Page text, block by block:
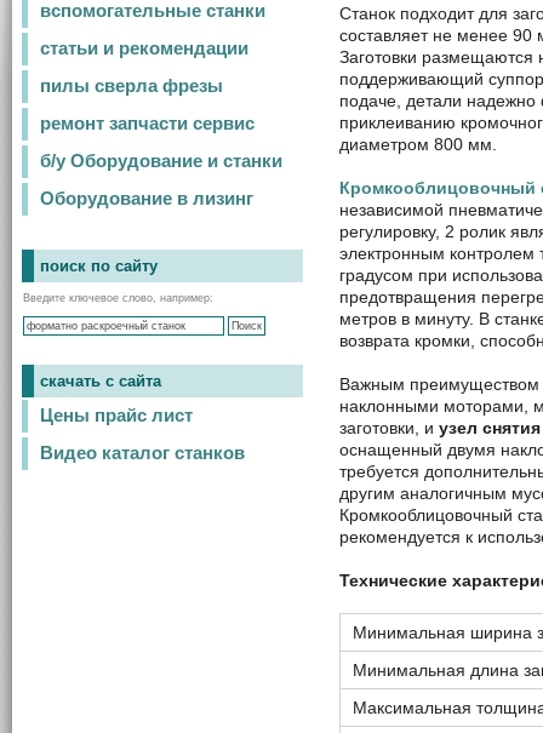
вспомогательные станки
статьи и рекомендации
пилы сверла фрезы
ремонт запчасти сервис
б/у Оборудование и станки
Оборудование в лизинг
поиск по сайту
Введите ключевое слово, например:
скачать с сайта
Цены прайс лист
Видео каталог станков
Станок подходит для
составляет не менее
Заготовки
поддерживающий
подаче, детали надежно
приклеиванию
диаметром 800 мм.
Кромкооблицовочный
независимой
регулировку, 2 ролик
электронным контролем
градусом при
предотвращения
метров в минуту. В
возврата кромки,
Важным
наклонными моторами,
заготовки, и узел
оснащенный двумя
требуется
другим аналогичным
Кромкооблицовочный
рекомендуется к
Технические
Минимальная ширина
Минимальная длина
Максимальная толщина